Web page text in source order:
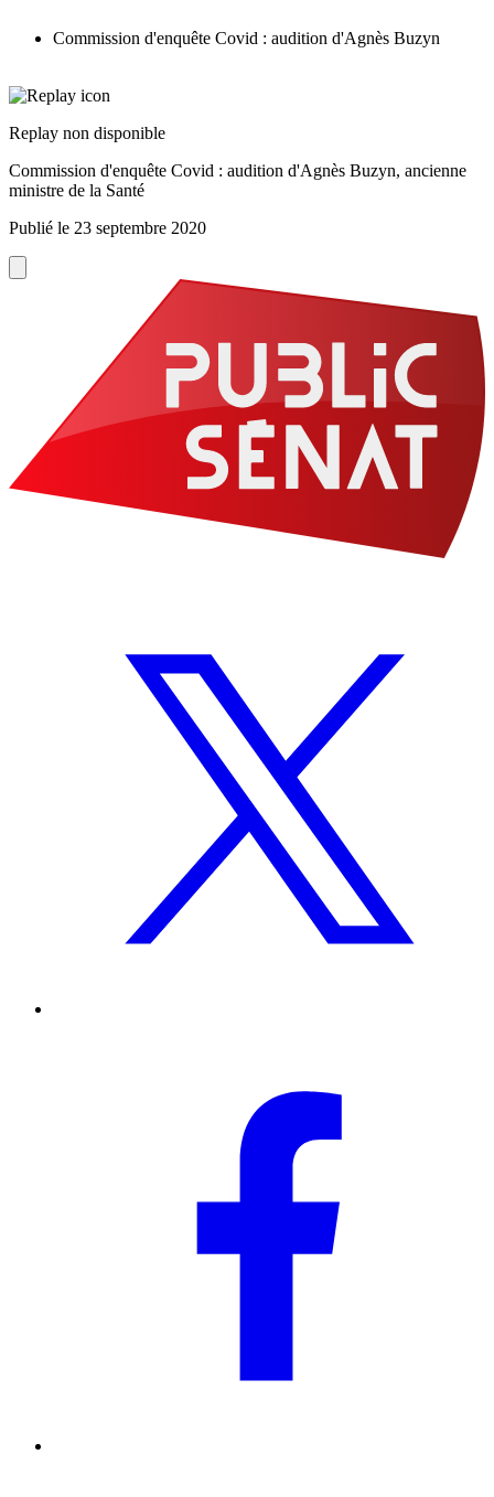
Commission d'enquête Covid : audition d'Agnès Buzyn
Replay non disponible
Commission d'enquête Covid : audition d'Agnès Buzyn, ancienne
ministre de la Santé
Publié le 23 septembre 2020